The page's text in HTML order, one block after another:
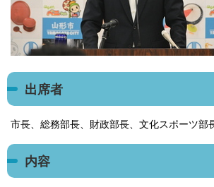
出席者
市長、総務部長、財政部長、文化スポーツ部
内容